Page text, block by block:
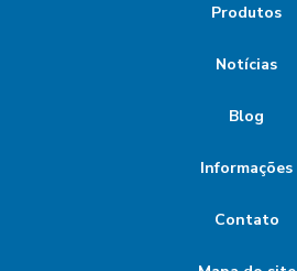
Produtos
Notícias
Blog
Informações
Contato